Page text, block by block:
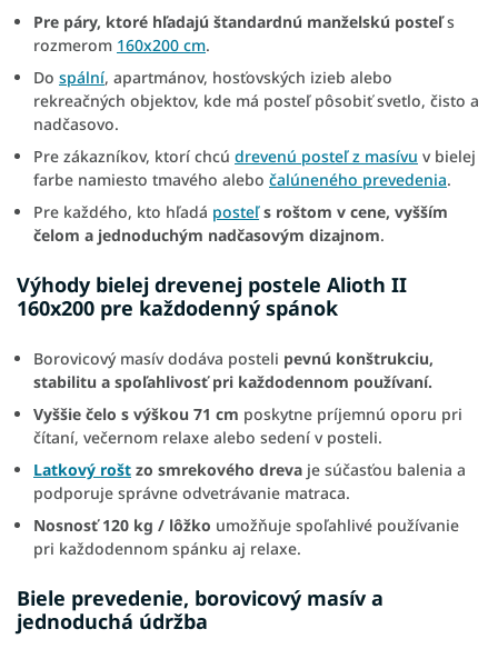
Pre páry, ktoré hľadajú štandardnú manželskú posteľs
rozmerom 160x200 cm.
Do spální, apartmánov, hosťovských izieb alebo
rekreačných objektov, kde má posteľ pôsobiť svetlo, čisto a
nadčasovo.
Pre zákazníkov, ktorí chcú drevenú posteľ z masívu v bielej
farbe namiesto tmavého alebo čalúneného prevedenia.
Pre každého, kto hľadá posteľ s roštom v cene, vyšším
čelom a jednoduchým nadčasovým dizajnom.
Výhody bielej drevenej postele Alioth II
160x200 pre každodenný spánok
Borovicový masív dodáva posteli pevnú konštrukciu,
stabilitu a spoľahlivosť pri každodennom používaní.
Vyššie čelo s výškou 71 cm poskytne príjemnú oporu pri
čítaní, večernom relaxe alebo sedení v posteli.
Latkový rošt zo smrekového dreva je súčasťou balenia a
podporuje správne odvetrávanie matraca.
Nosnosť 120 kg / lôžko umožňuje spoľahlivé používanie
pri každodennom spánku aj relaxe.
Biele prevedenie, borovicový masív a
jednoduchá údržba